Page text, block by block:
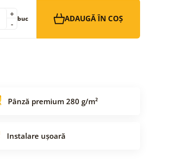
-
+ buc ADAUGĂ ÎN COȘ
Pânză premium 280 g/m²
Instalare ușoară